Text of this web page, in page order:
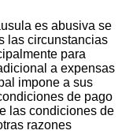
es abusiva se
las circunstancias
para
a expensas
impone a sus
de pago
las condiciones de
razones